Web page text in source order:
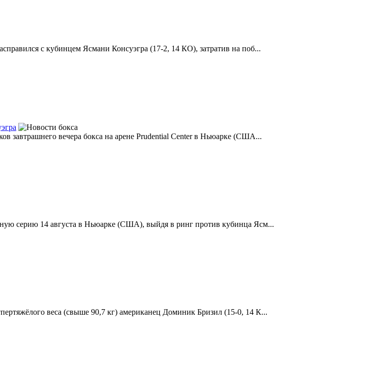
с кубинцем Ясмани Консуэгра (17-2, 14 КО), затратив на поб...
завтрашнего вечера бокса на арене Prudential Center в Ньюарке (США...
серию 14 августа в Ньюарке (США), выйдя в ринг против кубинца Ясм...
веса (свыше 90,7 кг) американец Доминик Бризил (15-0, 14 К...